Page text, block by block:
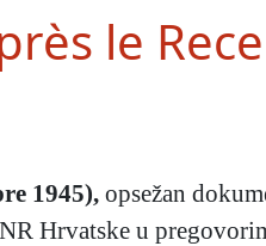
le
1945), opsežan
Hrvatske u